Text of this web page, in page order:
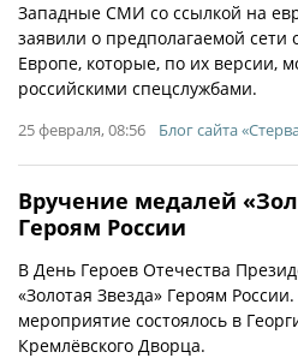
Западные СМИ со ссылкой на
заявили о предполагаемой сети
Европе, которые, по их версии,
российскими спецслужбами.
25 февраля, 08:56 Блог сайта
Вручение медалей
Героям России
В День Героев Отечества
«Золотая Звезда» Героям
мероприятие состоялось в
Кремлёвского Дворца.